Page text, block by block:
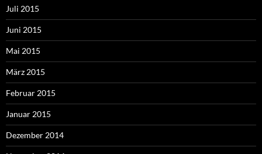
Juli 2015
Juni 2015
Mai 2015
März 2015
Februar 2015
Januar 2015
Dezember 2014